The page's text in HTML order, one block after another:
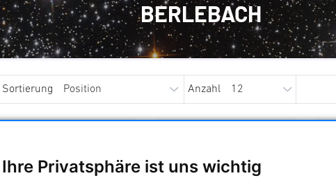
Ihre Privatsphäre ist uns wichtig
BERLEBACH
Sortierung Anzahl